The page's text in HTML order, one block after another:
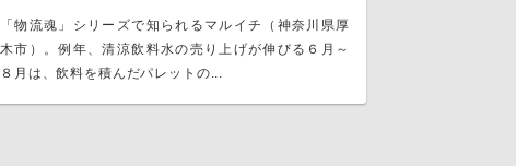
「物流魂」シリーズで知られるマルイチ（神奈川県厚
木市）。例年、清涼飲料水の売り上げが伸びる６月～
８月は、飲料を積んだパレットの...